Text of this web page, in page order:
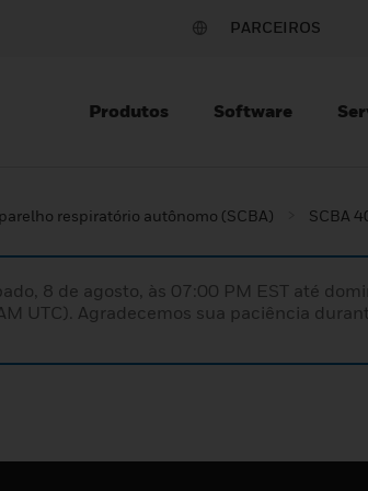
PARCEIROS
Produtos Software
respiratório autônomo (SCBA) SCBA
8 de agosto, às 07:00 PM EST até
UTC). Agradecemos sua paciência